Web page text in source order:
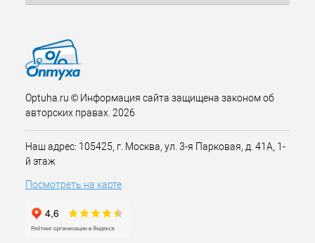
Optuha.ru © Информация сайта защищена законом об
авторских правах. 2026
Наш адрес: 105425, г. Москва, ул. 3-я Парковая, д. 41А, 1-
й этаж
Посмотреть на карте